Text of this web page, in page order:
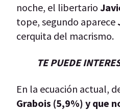
noche, el libertario
tope, segundo aparece
cerquita del macrismo.
TE PUEDE
En la ecuación actual,
Grabois (5,9%) y que